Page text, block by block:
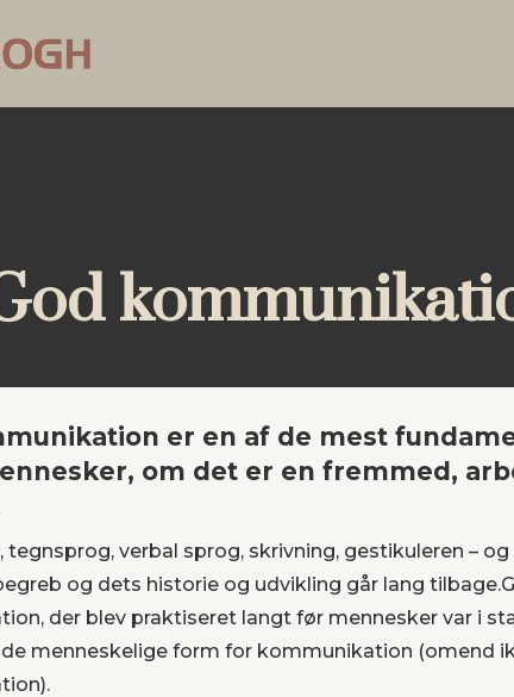
er en af de mest
om det er en fremmed,
tegnsprog, verbal sprog, skrivning, gestikuleren –
og dets historie og udvikling går lang
der blev praktiseret langt før mennesker var i
menneskelige form for kommunikation (omend